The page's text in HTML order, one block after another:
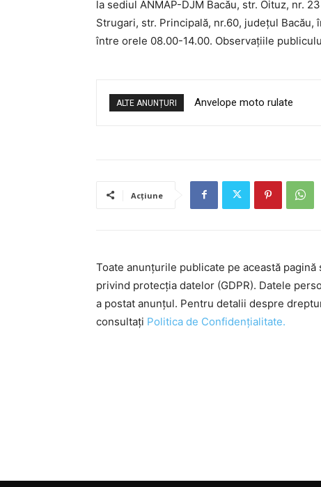
la sediul ANMAP-DJM Bacău, str. Oituz, nr.
Strugari, str. Principală, nr.60, județul
între orele 08.00-14.00. Observațiile
ALTE ANUNȚURI Anvelope moto rulate
Acțiune
Toate anunțurile publicate pe această
privind protecția datelor (GDPR). Datele
a postat anunțul. Pentru detalii despre
consultați Politica de Confidențialitate.